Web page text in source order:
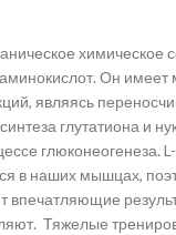
химическое
Он имеет
являясь
глутатиона и
глюконеогенеза.
в наших мышцах,
впечатляющие
Тяжелые